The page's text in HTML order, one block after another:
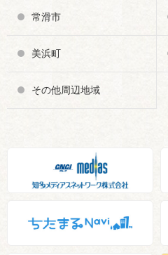
常滑市
美浜町
その他周辺地域